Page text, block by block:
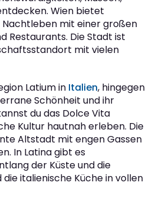
Wien bietet
mit einer großen
Restaurants. Die Stadt ist
mit vielen
Latium in Italien, hingegen
Schönheit und ihr
du das Dolce Vita
Kultur hautnah erleben. Die
Altstadt mit engen Gassen
In Latina gibt es
der Küste und die
italienische Küche in vollen